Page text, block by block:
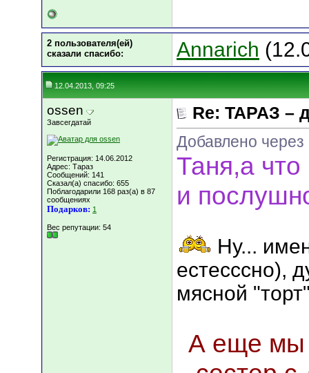
2 пользователя(ей)
сказали cпасибо:
Annarich
12.04.2013, 09:25
ossen
Завсегдатай
Регистрация: 14.06.2012
Адрес: Тараз
Сообщений: 141
Сказал(а) спасибо: 655
Поблагодарили 168 раз(а) в 87
сообщениях
Подарков: 1
Вес репутации: 54
Re: ТАРАЗ –
Добавлено
Таня,а
и
Ну...
естесссно),
мясной
А еще мы